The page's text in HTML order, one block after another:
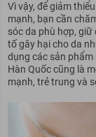
Vì vậy, để giảm
mạnh, bạn cần
sóc da phù hợp, giữ
tố gây hại cho da
dụng các sản
Hàn Quốc cũng là
mạnh, trẻ trung và